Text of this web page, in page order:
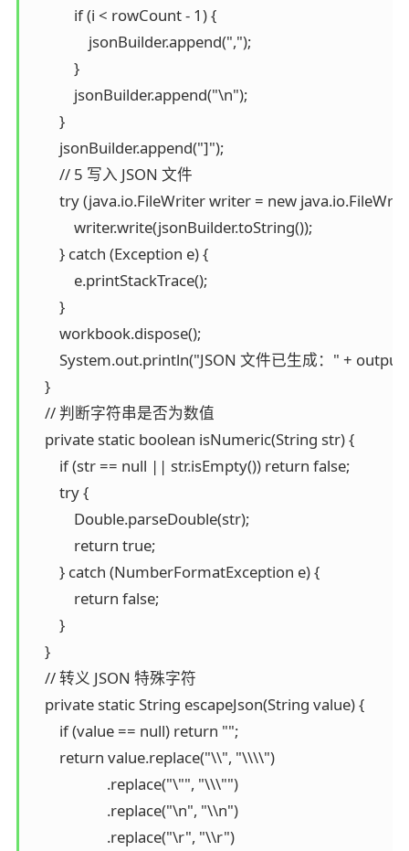
            if (i < rowCount - 1) {
                jsonBuilder.append(",");
            }
            jsonBuilder.append("\n");
        }
        jsonBuilder.append("]");
        // 5 写入 JSON 文件
try (java.io.FileWriter writer = new
            writer.write(jsonBuilder.toString());
        } catch (Exception e) {
            e.printStackTrace();
        }
        workbook.dispose();
System.out.println("JSON 文件已生成：" +
    }
    // 判断字符串是否为数值
    private static boolean isNumeric(String str) {
        if (str == null || str.isEmpty()) return false;
        try {
            Double.parseDouble(str);
            return true;
        } catch (NumberFormatException e) {
            return false;
        }
    }
    // 转义 JSON 特殊字符
    private static String escapeJson(String value) {
        if (value == null) return "";
        return value.replace("\\", "\\\\")
                     .replace("\"", "\\\"")
                     .replace("\n", "\\n")
                     .replace("\r", "\\r")